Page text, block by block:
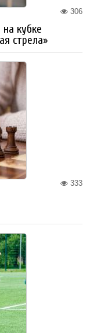
306
кубке
стрела»
333